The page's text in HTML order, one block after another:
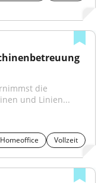
die
und Linien...
Homeoffice Vollzeit